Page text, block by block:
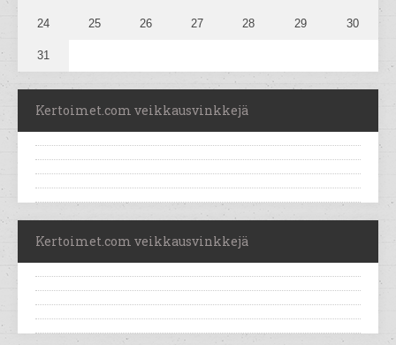
24 25 26 27 28 29 30
31
Kertoimet.com veikkausvinkkejä
Kertoimet.com veikkausvinkkejä